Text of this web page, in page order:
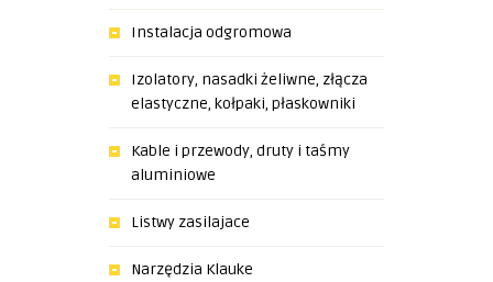
Instalacja odgromowa
Izolatory, nasadki żeliwne, złącza
elastyczne, kołpaki, płaskowniki
Kable i przewody, druty i taśmy
aluminiowe
Listwy zasilajace
Narzędzia Klauke